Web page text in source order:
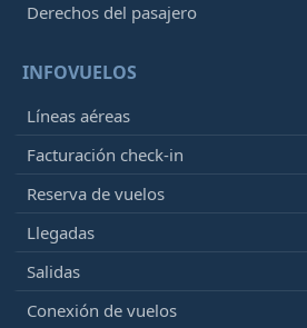
Derechos del pasajero
INFOVUELOS
Líneas aéreas
Facturación check-in
Reserva de vuelos
Llegadas
Salidas
Conexión de vuelos